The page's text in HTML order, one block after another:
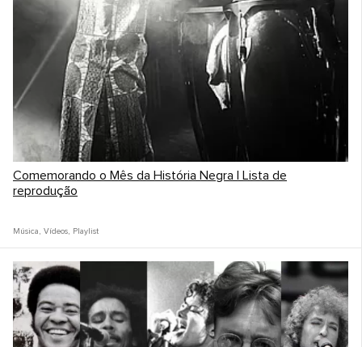
Comemorando o Mês da História Negra | Lista de
reprodução
Música , Vídeos, Playlist